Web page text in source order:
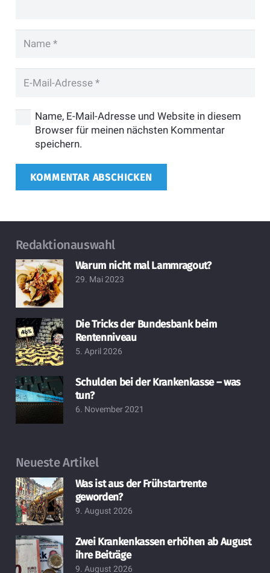
Name, E-Mail-Adresse und Website in diesem
Browser für meinen nächsten Kommentar
speichern.
KOMMENTAR ABSCHICKEN
Redaktionauswahl
Warum nicht mal Lammragout?
29. Mai 2023
Die Tricks der Bundesbank beim
Rentenniveau
5. April 2026
Schulden bei der Krankenkasse – was
tun?
6. November 2021
Neueste Artikel
Was ist aus der Frühstartrente
geworden?
9. August 2026
Zwei Krankenkassen erhöhen ab August
ihre Beiträge
9. August 2026